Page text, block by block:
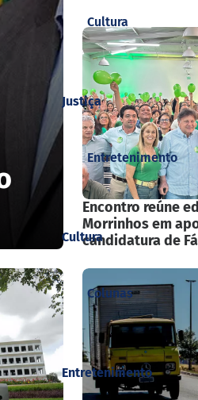
Cultura
Entretenimento
Colunas
Justiça
Cultura
Entretenimento
Encontro reúne
Morrinhos em
candidatura de